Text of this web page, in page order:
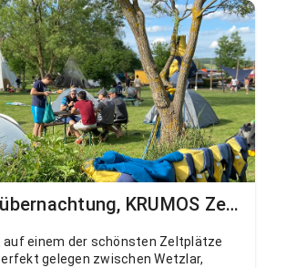
Zeltplatzübernachtung, KRUMOS Zeltplatz Schohleck (ohne Strom)
einem der schönsten Zeltplätze
gelegen zwischen Wetzlar,